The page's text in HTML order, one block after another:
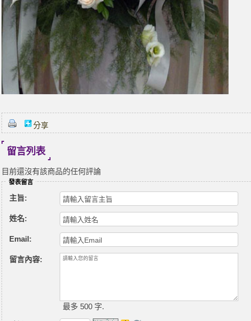
分享
留言列表
目前還沒有該商品的任何評論
發表留言
主旨:
姓名:
Email:
留言內容:
最多 500 字.